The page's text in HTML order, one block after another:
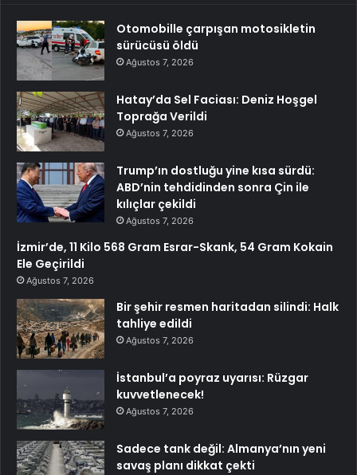
Otomobille çarpışan motosikletin
sürücüsü öldü
Ağustos 7, 2026
Hatay’da Sel Faciası: Deniz Hoşgel
Toprağa Verildi
Ağustos 7, 2026
Trump’ın dostluğu yine kısa sürdü:
ABD’nin tehdidinden sonra Çin ile
kılıçlar çekildi
Ağustos 7, 2026
İzmir’de, 11 Kilo 568 Gram Esrar-Skank, 54 Gram Kokain
Ele Geçirildi
Ağustos 7, 2026
Bir şehir resmen haritadan silindi: Halk
tahliye edildi
Ağustos 7, 2026
İstanbul’a poyraz uyarısı: Rüzgar
kuvvetlenecek!
Ağustos 7, 2026
Sadece tank değil: Almanya’nın yeni
savaş planı dikkat çekti